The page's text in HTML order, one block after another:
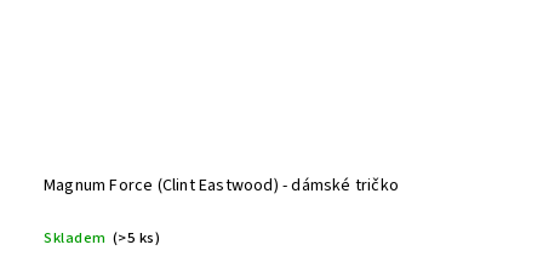
Magnum Force (Clint Eastwood) - dámské tričko
Skladem (>5 ks)